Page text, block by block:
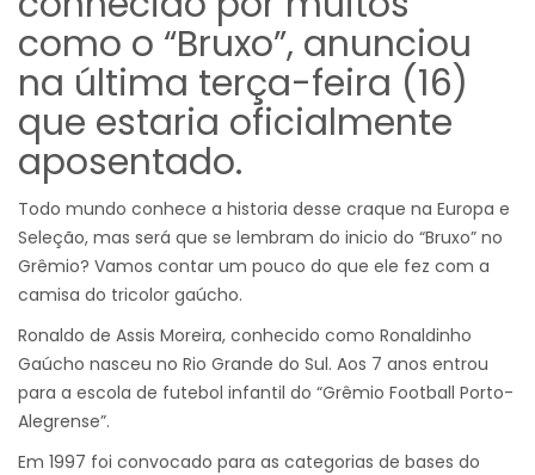
como o “Bruxo”, anunciou
na última terça-feira (16)
que estaria oficialmente
aposentado.
Todo mundo conhece a historia desse craque na Europa e
Seleção, mas será que se lembram do inicio do “Bruxo” no
Grêmio? Vamos contar um pouco do que ele fez com a
camisa do tricolor gaúcho.
Ronaldo de Assis Moreira, conhecido como Ronaldinho
Gaúcho nasceu no Rio Grande do Sul. Aos 7 anos entrou
para a escola de futebol infantil do “Grêmio Football Porto-
Alegrense”.
Em 1997 foi convocado para as categorias de bases do